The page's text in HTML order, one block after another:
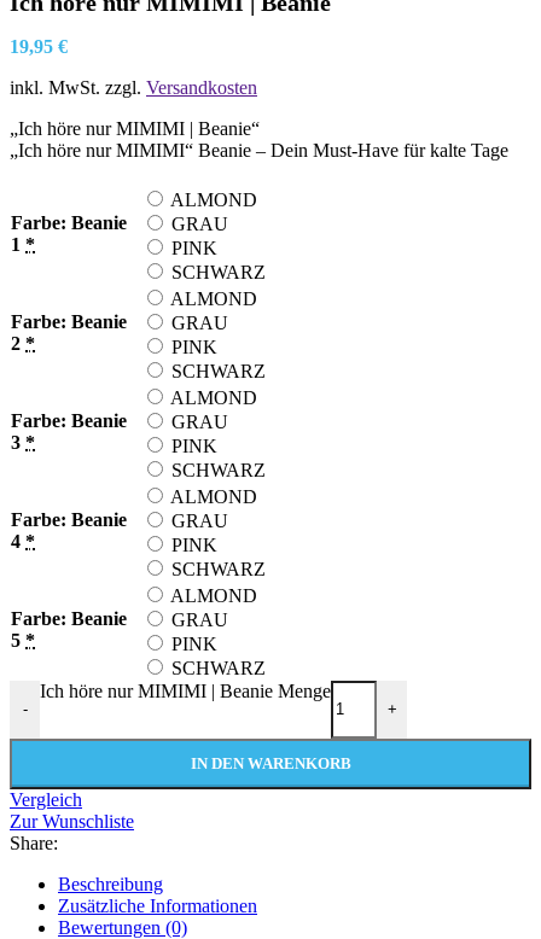
19,95 €
inkl. MwSt. zzgl. Versandkosten
„Ich höre nur MIMIMI | Beanie“
„Ich höre nur MIMIMI“ Beanie – Dein Must-Have für kalte Tage
Farbe: Beanie
1 *
ALMOND
GRAU
PINK
SCHWARZ
Farbe: Beanie
2 *
ALMOND
GRAU
PINK
SCHWARZ
Farbe: Beanie
3 *
ALMOND
GRAU
PINK
SCHWARZ
Farbe: Beanie
4 *
ALMOND
GRAU
PINK
SCHWARZ
Farbe: Beanie
5 *
ALMOND
GRAU
PINK
SCHWARZ
-
Ich höre nur MIMIMI | Beanie Menge
+
IN DEN WARENKORB
Vergleich
Zur Wunschliste
Share:
Beschreibung
Zusätzliche Informationen
Bewertungen (0)